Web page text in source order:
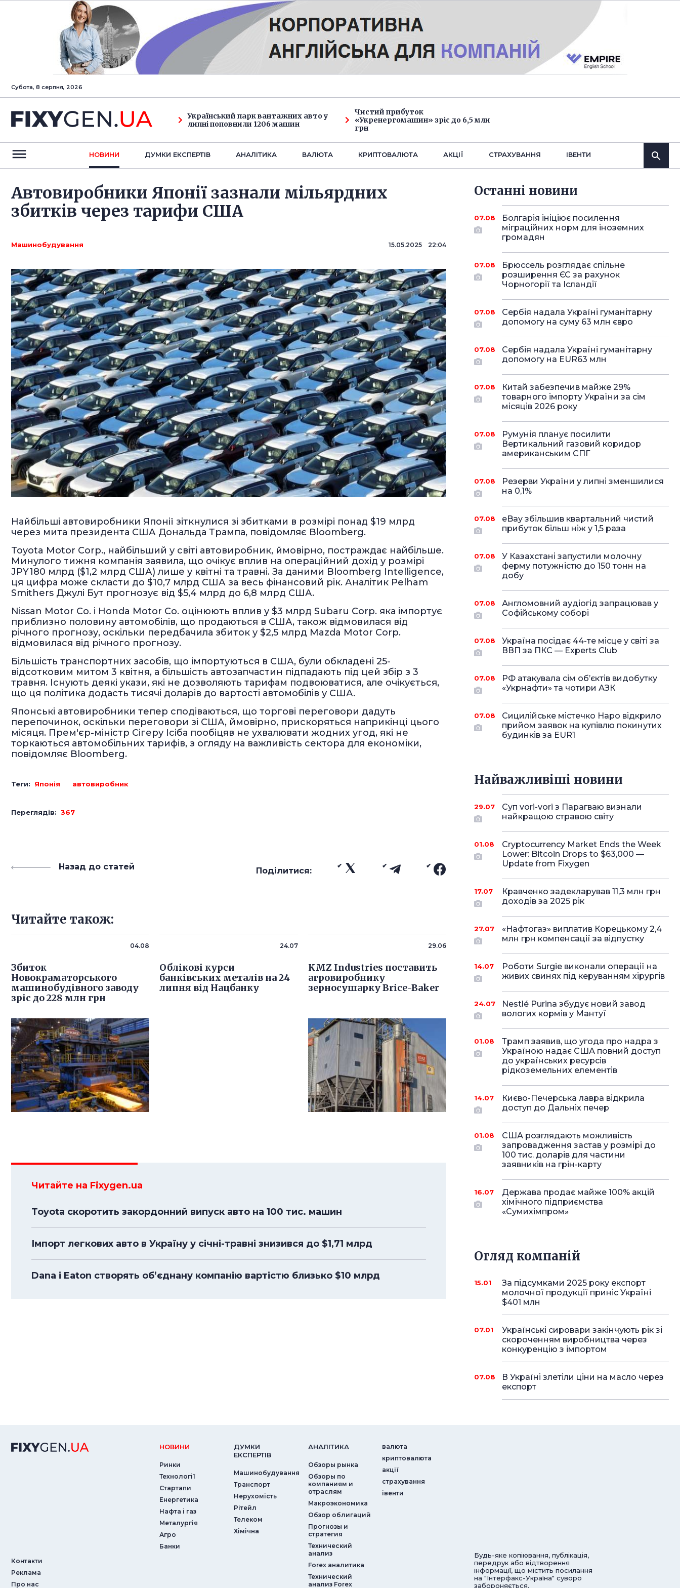
Субота, 8 серпня, 2026
Український парк вантажних авто у
липні поповнили 1206 машин
Чистий прибуток
«Укренергомашин» зріс до 6,5 млн
грн
НОВИНИ ДУМКИ ЕКСПЕРТIВ АНАЛIТИКА ВАЛЮТА КРИПТОВАЛЮТА АКЦІЇ СТРАХУВАННЯ IВЕНТИ
Автовиробники Японії зазнали мільярдних
збитків через тарифи США
Машинобудування 15.05.2025 22:04
Найбільші автовиробники Японії зіткнулися зі збитками в розмірі понад $19 млрд
через мита президента США Дональда Трампа, повідомляє Bloomberg.
Toyota Motor Corp., найбільший у світі автовиробник, ймовірно, постраждає найбільше.
Минулого тижня компанія заявила, що очікує вплив на операційний дохід у розмірі
JPY180 млрд ($1,2 млрд США) лише у квітні та травні. За даними Bloomberg Intelligence,
ця цифра може скласти до $10,7 млрд США за весь фінансовий рік. Аналітик Pelham
Smithers Джулі Бут прогнозує від $5,4 млрд до 6,8 млрд США.
Nissan Motor Co. і Honda Motor Co. оцінюють вплив у $3 млрд Subaru Corp. яка імпортує
приблизно половину автомобілів, що продаються в США, також відмовилася від
річного прогнозу, оскільки передбачила збиток у $2,5 млрд Mazda Motor Corp.
відмовилася від річного прогнозу.
Більшість транспортних засобів, що імпортуються в США, були обкладені 25-
відсотковим митом 3 квітня, а більшість автозапчастин підпадають під цей збір з 3
травня. Існують деякі укази, які не дозволяють тарифам подвоюватися, але очікується,
що ця політика додасть тисячі доларів до вартості автомобілів у США.
Японські автовиробники тепер сподіваються, що торгові переговори дадуть
перепочинок, оскільки переговори зі США, ймовірно, прискоряться наприкінці цього
місяця. Прем'єр-міністр Сігеру Ісіба пообіцяв не ухвалювати жодних угод, які не
торкаються автомобільних тарифів, з огляду на важливість сектора для економіки,
повідомляє Bloomberg.
Теги: Японія автовиробник
Переглядів: 367
Назад до статей Поділитися:
Читайте також:
04.08
Збиток
Новокраматорського
машинобудівного заводу
зріс до 228 млн грн
24.07
Облікові курси
банківських металів на 24
липня від Нацбанку
29.06
KMZ Industries поставить
агровиробнику
зерносушарку Brice-Baker
Читайте на Fixygen.ua
Toyota скоротить закордонний випуск авто на 100 тис. машин
Імпорт легкових авто в Україну у січні-травні знизився до $1,71 млрд
Dana і Eaton створять об’єднану компанію вартістю близько $10 млрд
Останнi новини
07.08
Болгарія ініціює посилення
міграційних норм для іноземних
громадян
07.08
Брюссель розглядає спільне
розширення ЄС за рахунок
Чорногорії та Ісландії
07.08
Сербія надала Україні гуманітарну
допомогу на суму 63 млн євро
07.08
Сербія надала Україні гуманітарну
допомогу на EUR63 млн
07.08
Китай забезпечив майже 29%
товарного імпорту України за сім
місяців 2026 року
07.08
Румунія планує посилити
Вертикальний газовий коридор
американським СПГ
07.08
Резерви України у липні зменшилися
на 0,1%
07.08
eBay збільшив квартальний чистий
прибуток більш ніж у 1,5 раза
07.08
У Казахстані запустили молочну
ферму потужністю до 150 тонн на
добу
07.08
Англомовний аудіогід запрацював у
Софійському соборі
07.08
Україна посідає 44-те місце у світі за
ВВП за ПКС — Experts Club
07.08
РФ атакувала сім об’єктів видобутку
«Укрнафти» та чотири АЗК
07.08
Сицилійське містечко Наро відкрило
прийом заявок на купівлю покинутих
будинків за EUR1
Найважливіші новини
29.07
Суп vori-vori з Парагваю визнали
найкращою стравою світу
01.08
Cryptocurrency Market Ends the Week
Lower: Bitcoin Drops to $63,000 —
Update from Fixygen
17.07
Кравченко задекларував 11,3 млн грн
доходів за 2025 рік
27.07
«Нафтогаз» виплатив Корецькому 2,4
млн грн компенсації за відпустку
14.07
Роботи Surgie виконали операції на
живих свинях під керуванням хірургів
24.07
Nestlé Purina збудує новий завод
вологих кормів у Мантуї
01.08
Трамп заявив, що угода про надра з
Україною надає США повний доступ
до українських ресурсів
рідкоземельних елементів
14.07
Києво-Печерська лавра відкрила
доступ до Дальніх печер
01.08
США розглядають можливість
запровадження застав у розмірі до
100 тис. доларів для частини
заявників на грін-карту
16.07
Держава продає майже 100% акцій
хімічного підприємства
«Сумихімпром»
Огляд компаній
15.01
За підсумками 2025 року експорт
молочної продукції приніс Україні
$401 млн
07.01
Українські сировари закінчують рік зі
скороченням виробництва через
конкуренцію з імпортом
07.08
В Україні злетіли ціни на масло через
експорт
Контакти
Реклама
Про нас
НОВИНИ
Ринки
Технології
Стартапи
Енергетика
Нафта і газ
Металургія
Агро
Банки
ДУМКИ
ЕКСПЕРТIВ
Машинобудування
Транспорт
Нерухомість
Рітейл
Телеком
Хімічна
АНАЛIТИКА
Обзоры рынка
Обзоры по
компаниям и
отраслям
Макроэкономика
Обзор облигаций
Прогнозы и
стратегия
Технический
анализ
Forex аналитика
Технический
анализ Forex
валюта
криптовалюта
акції
страхування
iвенти
Будь-яке копіювання, публікація,
передрук або відтворення
інформації, що містить посилання
на "Інтерфакс-Україна" суворо
забороняється.